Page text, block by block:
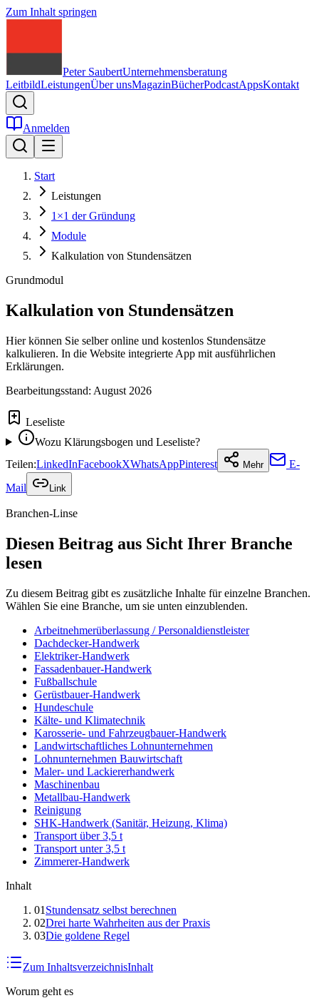
Zum Inhalt springen
Peter SaubertUnternehmensberatung
LeitbildLeistungenÜber unsMagazinBücherPodcastAppsKontakt
Anmelden
Start
Leistungen
1×1 der Gründung
Module
Kalkulation von Stundensätzen
Grundmodul
Kalkulation von Stundensätzen
Hier können Sie selber online und kostenlos Stundensätze
kalkulieren. In die Website integrierte App mit ausführlichen
Erklärungen.
Bearbeitungsstand: August 2026
Leseliste
Wozu Klärungsbogen und Leseliste?
Teilen:LinkedInFacebookXWhatsAppPinterest Mehr
E-
Mail
Link
Branchen-Linse
Diesen Beitrag aus Sicht Ihrer Branche
lesen
Zu diesem Beitrag gibt es zusätzliche Inhalte für einzelne Branchen.
Wählen Sie eine Branche, um sie unten einzublenden.
Arbeitnehmerüberlassung / Personaldienstleister
Dachdecker-Handwerk
Elektriker-Handwerk
Fassadenbauer-Handwerk
Fußballschule
Gerüstbauer-Handwerk
Hundeschule
Kälte- und Klimatechnik
Karosserie- und Fahrzeugbauer-Handwerk
Landwirtschaftliches Lohnunternehmen
Lohnunternehmen Bauwirtschaft
Maler- und Lackiererhandwerk
Maschinenbau
Metallbau-Handwerk
Reinigung
SHK-Handwerk (Sanitär, Heizung, Klima)
Transport über 3,5 t
Transport unter 3,5 t
Zimmerer-Handwerk
Inhalt
01 Stundensatz selbst berechnen
02Drei harte Wahrheiten aus der Praxis
03Die goldene Regel
Zum InhaltsverzeichnisInhalt
Worum geht es